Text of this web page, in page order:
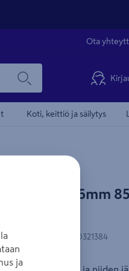
Ota
Koti, keittiö ja säilytys
R1 150x6mm
EAN-koodi 6410280321384
ja